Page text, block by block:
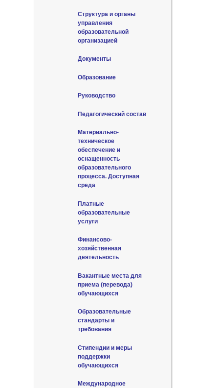
Структура и органы
управления
образовательной
организацией
Документы
Образование
Руководство
Педагогический состав
Материально-
техническое
обеспечение и
оснащенность
образовательного
процесса. Доступная
среда
Платные
образовательные
услуги
Финансово-
хозяйственная
деятельность
Вакантные места для
приема (перевода)
обучающихся
Образовательные
стандарты и
требования
Стипендии и меры
поддержки
обучающихся
Международное